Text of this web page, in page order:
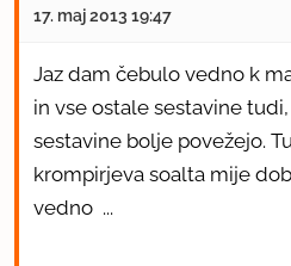
17. maj 2013 19:47
Jaz dam čebulo vedno k
in vse ostale sestavine
sestavine bolje povežejo.
krompirjeva soalta mije
vedno ...